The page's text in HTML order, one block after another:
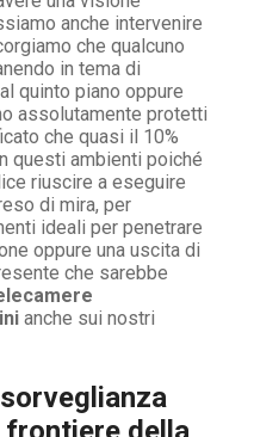
anche intervenire
che qualcuno
in tema di
quinto piano oppure
assolutamente protetti
che quasi il 10%
questi ambienti poiché
riuscire a eseguire
di mira, per
ideali per penetrare
oppure una uscita di
che sarebbe
anche sui nostri